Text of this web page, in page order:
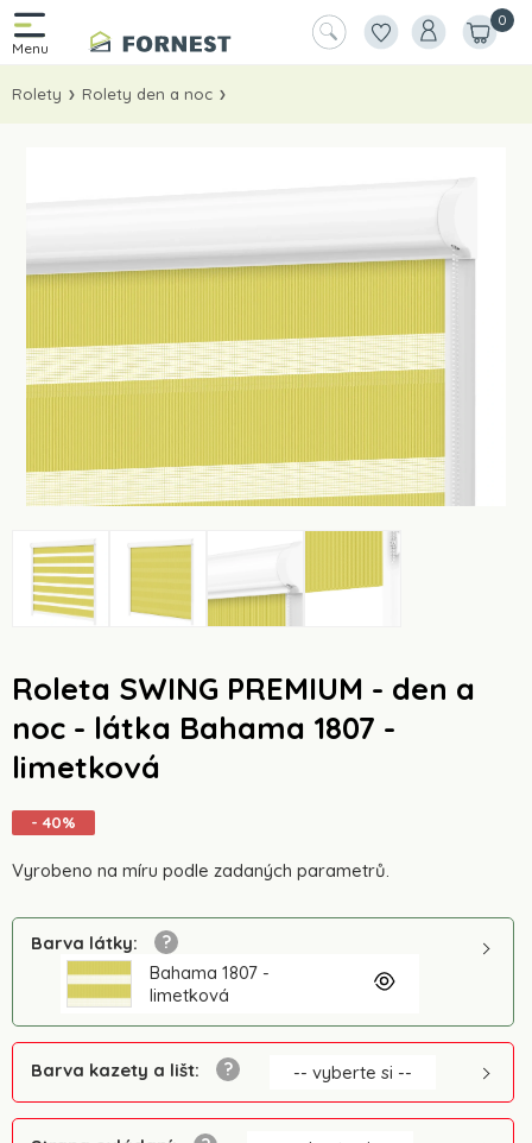
0
Rolety Rolety den a noc
Roleta SWING PREMIUM - den a
noc - látka Bahama 1807 -
limetková
- 40%
Vyrobeno na míru podle zadaných parametrů.
Barva látky:
Bahama 1807 -
limetková
Barva kazety a lišt: -- vyberte si --